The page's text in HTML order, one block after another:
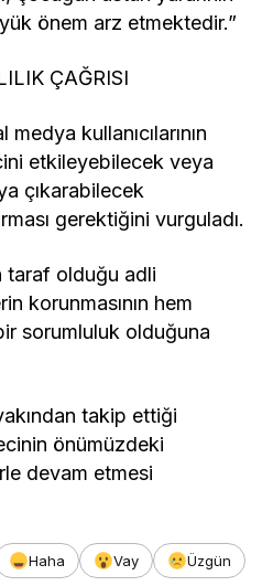
önem arz etmektedir.”
ÇAĞRISI
kullanıcılarının
etkileyebilecek veya
çıkarabilecek
gerektiğini vurguladı.
taraf olduğu adli
korunmasının hem
sorumluluk olduğuna
takip ettiği
önümüzdeki
devam etmesi
Haha Vay
Üzgün